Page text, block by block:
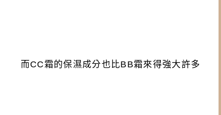
而CC霜的保濕成分也比BB霜來得強大許多